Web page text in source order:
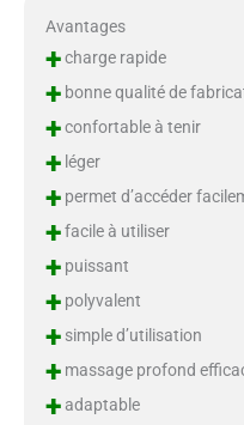
Avantages
+charge rapide
+bonne qualité de
+confortable à tenir
+léger
+permet d’accéder
+facile à utiliser
+puissant
+polyvalent
+simple d’utilisation
+massage profond
+adaptable